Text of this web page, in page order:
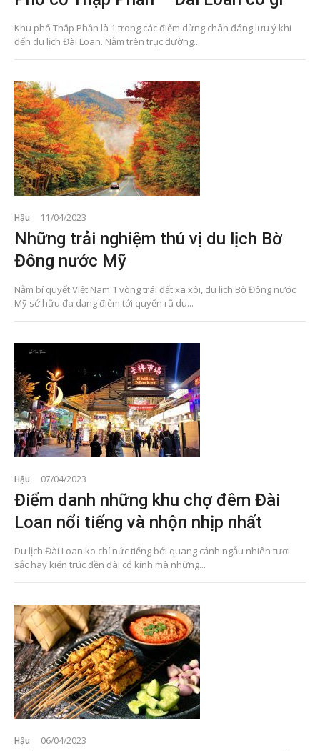
Khu phố Thập Phần là 1 trong các điểm dừng chân đáng lưu ý khi
đến du lịch Đài Loan. Nằm trên trục đường...
Hậu 11/04/2023
Những trải nghiệm thú vị du lịch Bờ
Đông nước Mỹ
Nằm bí quyết Việt Nam 1 vòng trái đất xa xôi, du lịch Bờ Đông nước
Mỹ sở hữu đa dạng điểm tới quyến rũ du...
Hậu 07/04/2023
Điểm danh những khu chợ đêm Đài
Loan nổi tiếng và nhộn nhịp nhất
Du lịch Đài Loan ko chỉ nức tiếng bởi quang cảnh ngẫu nhiên tươi
sắc hay kiến trúc đền đài cổ kính mà những...
Hậu 06/04/2023